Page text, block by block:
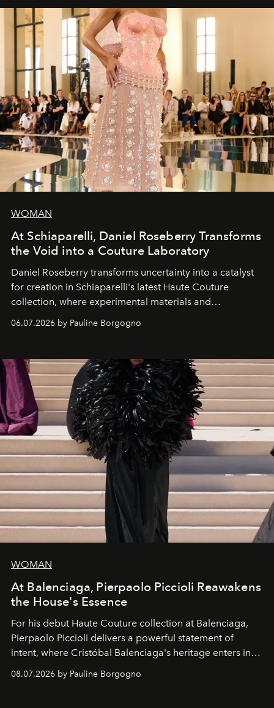
WOMAN
At Schiaparelli, Daniel Roseberry Transforms
the Void into a Couture Laboratory
Daniel Roseberry transforms uncertainty into a catalyst
for creation in Schiaparelli's latest Haute Couture
collection, where experimental materials and
exceptional craftsmanship forge a new territory between
fashion, sculpture, and art.
06.07.2026 by Pauline Borgogno
WOMAN
At Balenciaga, Pierpaolo Piccioli Reawakens
the House's Essence
For his debut Haute Couture collection at Balenciaga,
Pierpaolo Piccioli delivers a powerful statement of
intent, where Cristóbal Balenciaga's heritage enters into
dialogue with a deeply contemporary vision of fashion
and creation.
08.07.2026 by Pauline Borgogno